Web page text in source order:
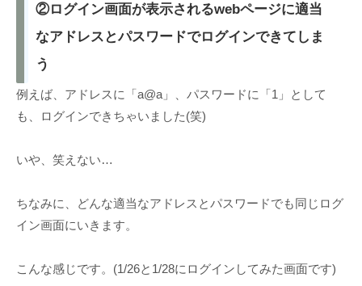
②ログイン画面が表示されるwebページに適当
なアドレスとパスワードでログインできてしま
う
例えば、アドレスに「a@a」、パスワードに「1」として
も、ログインできちゃいました(笑)
いや、笑えない…
ちなみに、どんな適当なアドレスとパスワードでも同じログ
イン画面にいきます。
こんな感じです。(1/26と1/28にログインしてみた画面です)